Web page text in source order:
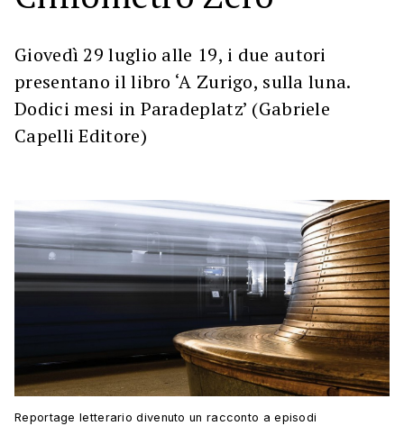
Giovedì 29 luglio alle 19, i due autori
presentano il libro ‘A Zurigo, sulla luna.
Dodici mesi in Paradeplatz’ (Gabriele
Capelli Editore)
Reportage letterario divenuto un racconto a episodi